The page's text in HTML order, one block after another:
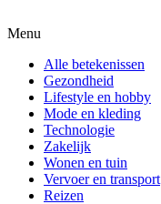
Menu
Alle betekenissen
Gezondheid
Lifestyle en hobby
Mode en kleding
Technologie
Zakelijk
Wonen en tuin
Vervoer en transport
Reizen